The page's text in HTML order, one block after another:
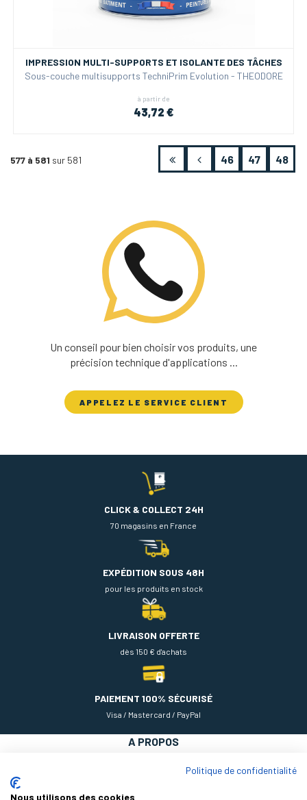
IMPRESSION MULTI-SUPPORTS ET ISOLANTE DES TÂCHES
Sous-couche multisupports TechniPrim Evolution - THEODORE
à partir de
43,72 €
577 à 581 sur 581 46 47 48
Un conseil pour bien choisir vos produits, une
précision technique d'applications ...
APPELEZ LE SERVICE CLIENT
CLICK & COLLECT 24H
70 magasins en France
EXPÉDITION SOUS 48H
pour les produits en stock
LIVRAISON OFFERTE
dès 150 € d'achats
PAIEMENT 100% SÉCURISÉ
Visa / Mastercard / PayPal
A PROPOS
Politique de confidentialité
Nous utilisons des cookies